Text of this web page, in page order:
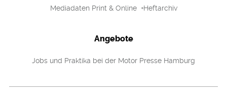
Mediadaten Print & Online Heftarchiv
Angebote
Jobs und Praktika bei der Motor Presse Hamburg